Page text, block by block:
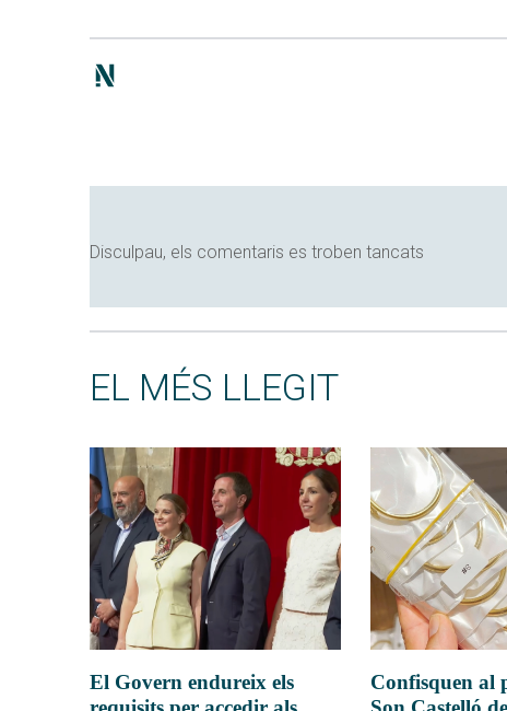
Disculpau, els comentaris es troben tancats
EL MÉS LLEGIT
El Govern endureix els
Confisquen al